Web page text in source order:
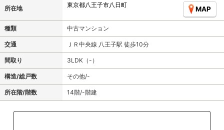
所在地 東京都八王子市八日町
MAP
種類 中古マンション
交通 ＪＲ中央線 八王子駅 徒歩10分
間取り 3LDK（-）
構造/総戸数 その他/-
所在階/階数 14階/-階建